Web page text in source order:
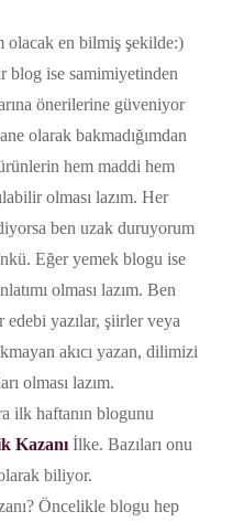
olacak en bilmiş şekilde:)
blog ise samimiyetinden
önerilerine güveniyor
olarak bakmadığımdan
hem maddi hem
olması lazım. Her
ben uzak duruyorum
Eğer yemek blogu ise
olması lazım. Ben
edebi yazılar, şiirler veya
akıcı yazan, dilimizi
olması lazım.
ilk haftanın blogunu
Kazanıİlke. Bazıları onu
biliyor.
Öncelikle blogu hep